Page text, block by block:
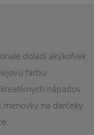
doladí akýkoľvek
farbu
nápadov
menovky na darčeky